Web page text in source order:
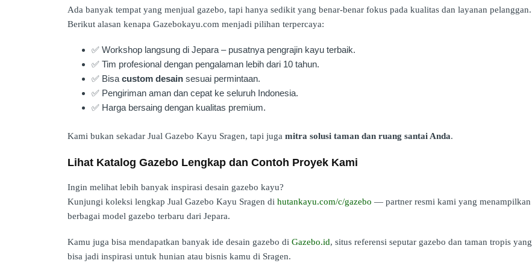
Ada banyak tempat yang menjual gazebo, tapi hanya sedikit yang benar-benar fokus pada kualitas dan layanan pelanggan.
Berikut alasan kenapa Gazebokayu.com menjadi pilihan terpercaya:
✅ Workshop langsung di Jepara – pusatnya pengrajin kayu terbaik.
✅ Tim profesional dengan pengalaman lebih dari 10 tahun.
✅ Bisa custom desain sesuai permintaan.
✅ Pengiriman aman dan cepat ke seluruh Indonesia.
✅ Harga bersaing dengan kualitas premium.
Kami bukan sekadar Jual Gazebo Kayu Sragen, tapi juga mitra solusi taman dan ruang santai Anda.
Lihat Katalog Gazebo Lengkap dan Contoh Proyek Kami
Ingin melihat lebih banyak inspirasi desain gazebo kayu?
Kunjungi koleksi lengkap Jual Gazebo Kayu Sragen di hutankayu.com/c/gazebo — partner resmi kami yang menampilkan
berbagai model gazebo terbaru dari Jepara.
Kamu juga bisa mendapatkan banyak ide desain gazebo di Gazebo.id, situs referensi seputar gazebo dan taman tropis yang
bisa jadi inspirasi untuk hunian atau bisnis kamu di Sragen.